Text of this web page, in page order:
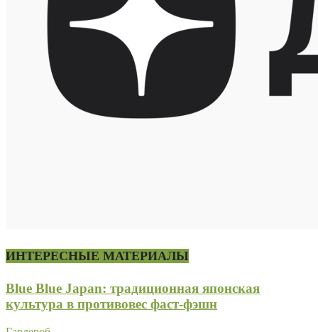
ИНТЕРЕСНЫЕ МАТЕРИАЛЫ
Blue Blue Japan: традиционная японская
культура в противовес фаст-фэшн